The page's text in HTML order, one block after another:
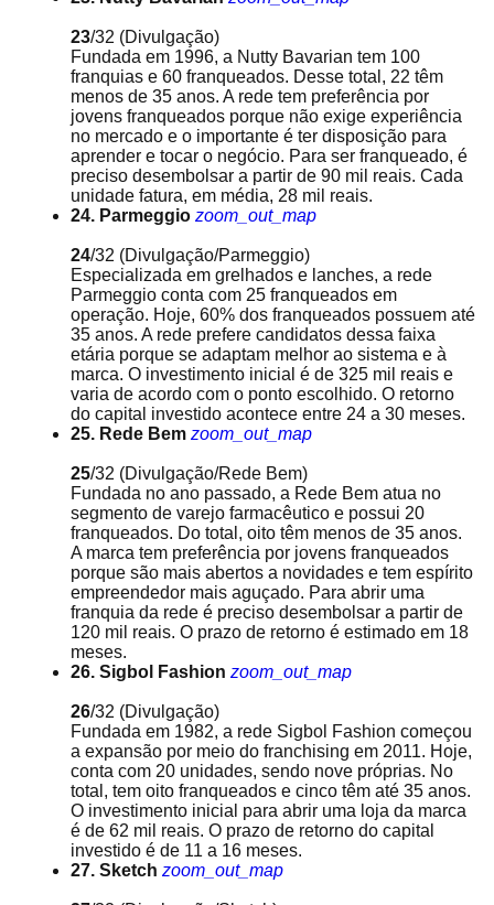
23/32 (Divulgação)
Fundada em 1996, a Nutty Bavarian tem 100
franquias e 60 franqueados. Desse total, 22 têm
menos de 35 anos. A rede tem preferência por
jovens franqueados porque não exige experiência
no mercado e o importante é ter disposição para
aprender e tocar o negócio. Para ser franqueado, é
preciso desembolsar a partir de 90 mil reais. Cada
unidade fatura, em média, 28 mil reais.
24. Parmeggio zoom_out_map
24/32 (Divulgação/Parmeggio)
Especializada em grelhados e lanches, a rede
Parmeggio conta com 25 franqueados em
operação. Hoje, 60% dos franqueados possuem até
35 anos. A rede prefere candidatos dessa faixa
etária porque se adaptam melhor ao sistema e à
marca. O investimento inicial é de 325 mil reais e
varia de acordo com o ponto escolhido. O retorno
do capital investido acontece entre 24 a 30 meses.
25. Rede Bem zoom_out_map
25/32 (Divulgação/Rede Bem)
Fundada no ano passado, a Rede Bem atua no
segmento de varejo farmacêutico e possui 20
franqueados. Do total, oito têm menos de 35 anos.
A marca tem preferência por jovens franqueados
porque são mais abertos a novidades e tem espírito
empreendedor mais aguçado. Para abrir uma
franquia da rede é preciso desembolsar a partir de
120 mil reais. O prazo de retorno é estimado em 18
meses.
26. Sigbol Fashion zoom_out_map
26/32 (Divulgação)
Fundada em 1982, a rede Sigbol Fashion começou
a expansão por meio do franchising em 2011. Hoje,
conta com 20 unidades, sendo nove próprias. No
total, tem oito franqueados e cinco têm até 35 anos.
O investimento inicial para abrir uma loja da marca
é de 62 mil reais. O prazo de retorno do capital
investido é de 11 a 16 meses.
27. Sketch zoom_out_map